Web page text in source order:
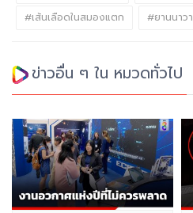
#เส้นเลือดในสมองแตก #ยานนาวา
ข่าวอื่น ๆ ใน หมวดทั่วไป